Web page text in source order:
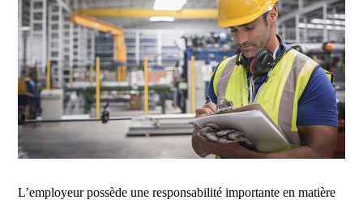
L’employeur possède une responsabilité importante en matière